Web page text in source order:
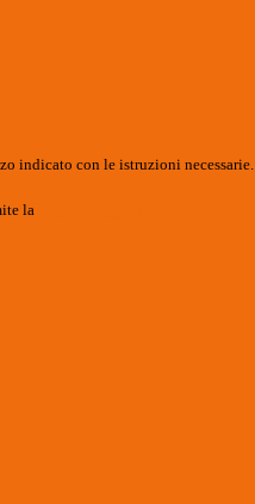
indicato con le istruzioni necessarie.
la